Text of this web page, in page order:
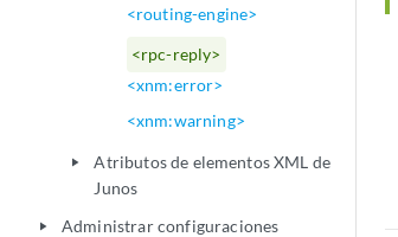
<routing-engine>
<rpc-reply>
<xnm:error>
<xnm:warning>
play_arrow
Atributos de elementos XML de
Junos
play_arrow
Administrar configuraciones